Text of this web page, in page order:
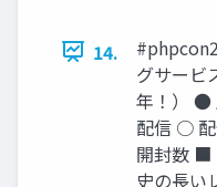
14.
グサービ
年！） ●
配信 ○
開封数 ■
史の長い